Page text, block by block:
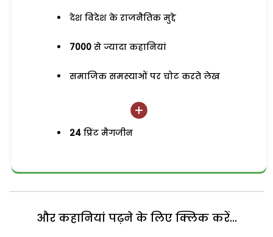
देश विदेश के राजनैतिक मुद्दे
7000 से ज्यादा कहानियां
समाजिक समस्याओं पर चोट करते लेख
24 प्रिंट मैगजीन
और कहानियां पढ़ने के लिए क्लिक करें...